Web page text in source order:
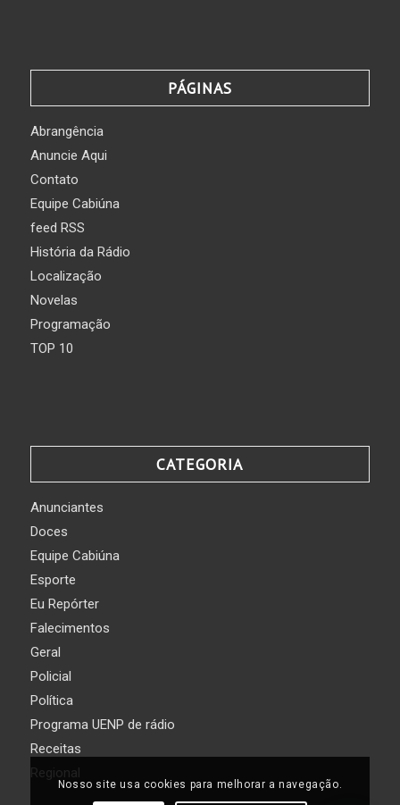
PÁGINAS
Abrangência
Anuncie Aqui
Contato
Equipe Cabiúna
feed RSS
História da Rádio
Localização
Novelas
Programação
TOP 10
CATEGORIA
Anunciantes
Doces
Equipe Cabiúna
Esporte
Eu Repórter
Falecimentos
Geral
Policial
Política
Programa UENP de rádio
Receitas
Regional
Nosso site usa cookies para melhorar a navegação.